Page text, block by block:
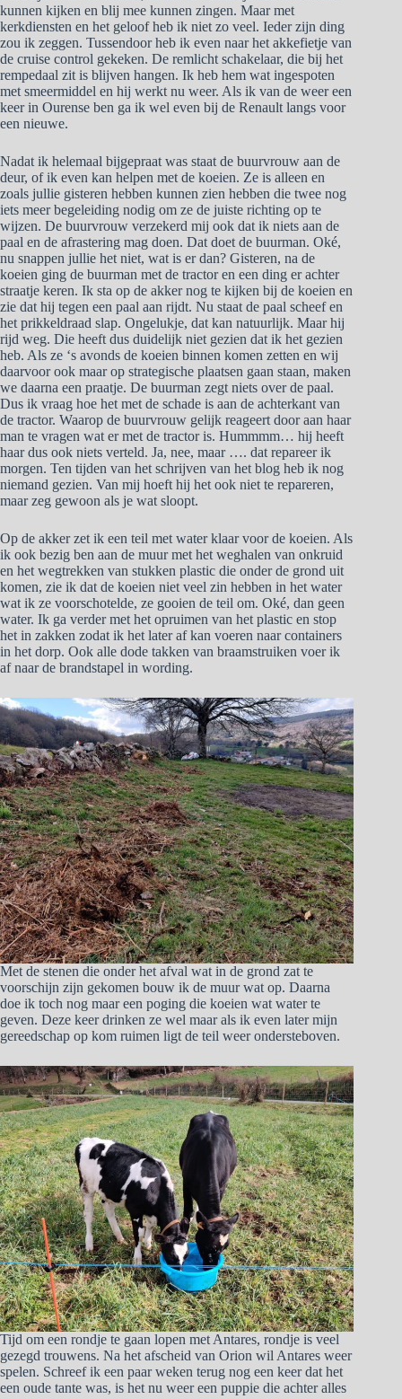
kunnen kijken en blij mee kunnen zingen. Maar met
kerkdiensten en het geloof heb ik niet zo veel. Ieder zijn ding
zou ik zeggen. Tussendoor heb ik even naar het akkefietje van
de cruise control gekeken. De remlicht schakelaar, die bij het
rempedaal zit is blijven hangen. Ik heb hem wat ingespoten
met smeermiddel en hij werkt nu weer. Als ik van de weer een
keer in Ourense ben ga ik wel even bij de Renault langs voor
een nieuwe.
Nadat ik helemaal bijgepraat was staat de buurvrouw aan de
deur, of ik even kan helpen met de koeien. Ze is alleen en
zoals jullie gisteren hebben kunnen zien hebben die twee nog
iets meer begeleiding nodig om ze de juiste richting op te
wijzen. De buurvrouw verzekerd mij ook dat ik niets aan de
paal en de afrastering mag doen. Dat doet de buurman. Oké,
nu snappen jullie het niet, wat is er dan? Gisteren, na de
koeien ging de buurman met de tractor en een ding er achter
straatje keren. Ik sta op de akker nog te kijken bij de koeien en
zie dat hij tegen een paal aan rijdt. Nu staat de paal scheef en
het prikkeldraad slap. Ongelukje, dat kan natuurlijk. Maar hij
rijd weg. Die heeft dus duidelijk niet gezien dat ik het gezien
heb. Als ze ‘s avonds de koeien binnen komen zetten en wij
daarvoor ook maar op strategische plaatsen gaan staan, maken
we daarna een praatje. De buurman zegt niets over de paal.
Dus ik vraag hoe het met de schade is aan de achterkant van
de tractor. Waarop de buurvrouw gelijk reageert door aan haar
man te vragen wat er met de tractor is. Hummmm… hij heeft
haar dus ook niets verteld. Ja, nee, maar …. dat repareer ik
morgen. Ten tijden van het schrijven van het blog heb ik nog
niemand gezien. Van mij hoeft hij het ook niet te repareren,
maar zeg gewoon als je wat sloopt.
Op de akker zet ik een teil met water klaar voor de koeien. Als
ik ook bezig ben aan de muur met het weghalen van onkruid
en het wegtrekken van stukken plastic die onder de grond uit
komen, zie ik dat de koeien niet veel zin hebben in het water
wat ik ze voorschotelde, ze gooien de teil om. Oké, dan geen
water. Ik ga verder met het opruimen van het plastic en stop
het in zakken zodat ik het later af kan voeren naar containers
in het dorp. Ook alle dode takken van braamstruiken voer ik
af naar de brandstapel in wording.
Met de stenen die onder het afval wat in de grond zat te
voorschijn zijn gekomen bouw ik de muur wat op. Daarna
doe ik toch nog maar een poging die koeien wat water te
geven. Deze keer drinken ze wel maar als ik even later mijn
gereedschap op kom ruimen ligt de teil weer ondersteboven.
Tijd om een rondje te gaan lopen met Antares, rondje is veel
gezegd trouwens. Na het afscheid van Orion wil Antares weer
spelen. Schreef ik een paar weken terug nog een keer dat het
een oude tante was, is het nu weer een puppie die achter alles